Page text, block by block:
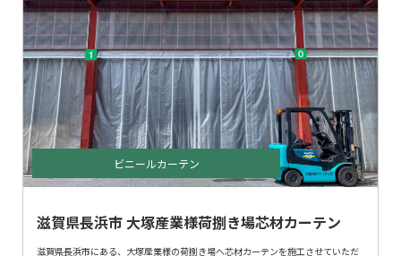
滋賀県長浜市 大塚産業様荷捌き場芯材カーテン
滋賀県長浜市にある、大塚産業様の荷捌き場へ芯材カーテンを施工させていただ
ビニールカーテン